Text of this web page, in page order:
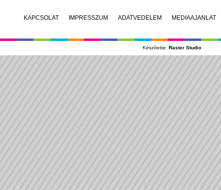
KAPCSOLAT IMPRESSZUM ADATVÉDELEM MÉDIAAJÁNLAT
Készítette: Raster Studio